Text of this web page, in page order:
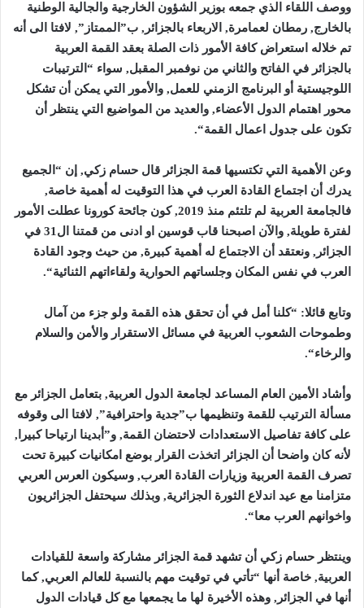
ووصف اللقاء الذي جمعه بوزير الشؤون الخارجية والجالية الوطنية
بالخارج, رمطان لعمامرة, الاربعاء بالجزائر, ب”الممتاز”, لافتا الى أنه
تم خلاله استعراض كافة الأمور ذات الصلة بعقد القمة العربية
بالجزائر في الفاتح والثاني من نوفمبر المقبل, سواء “الترتيبات
اللوجيستية أو البرنامج الزمني للعمل, والأمور التي يمكن أن تشكل
محور اهتمام الدول الأعضاء, والعديد من المواضيع التي ينتظر أن
تكون على جدول اعمال القمة“.
وعن الأهمية التي تكتسيها قمة الجزائر قال حسام زكي, إن “الجميع
يدرك أن اجتماع القادة العرب في هذا التوقيت له أهمية خاصة,
فالجامعة العربية لم تلتئم منذ 2019, كون جائحة كورونا عطلت الأمور
لفترة طويلة, والآن اصبحنا قاب قوسين او ادنى من قمتنا ال31 في
الجزائر, ونعتقد أن الاجتماع له أهمية كبيرة, من حيث وجود القادة
العرب في نفس المكان وجلساتهم الحوارية ولقاءاتهم الثنائية“.
وتابع قائلا: “كلنا أمل في أن تحقق هذه القمة ولو جزء من آمال
وطموحات الشعوب العربية في مسائل الاستقرار والأمن والسلام
والرخاء“.
وأشاد الأمين العام المساعد لجامعة الدول العربية, بتعامل الجزائر مع
مسألة الترتيب للقمة وتنظيمها ب”جدية واحترافية”, لافتا الى وقوفه
على كافة تفاصيل الاستعدادات لاحتضان القمة, و”أبدينا ارتياحا كبيرا,
لأنه كان واضحا أن الجزائر اتخذت القرار بوضع امكانيات كبيرة تحت
تصرف القمة العربية وزيارات القادة العرب, وسيكون العرس العربي
متزامنا مع عيد اندلاع الثورة الجزائرية, وبذلك سيحتفل الجزائريون
واخوانهم العرب معا“.
وينتظر حسام زكي أن تشهد قمة الجزائر مشاركة واسعة للقيادات
العربية, خاصة أنها “تأتي في توقيت مهم بالنسبة للعالم العربي, كما
أنها في الجزائر, وهذه الأخيرة لها ما يجمعها مع كل قيادات الدول